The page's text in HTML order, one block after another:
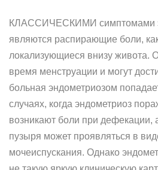
КЛАССИЧЕСКИМИ симптомами
являются распирающие боли,
локализующиеся внизу живота.
время менструации и могут
больная эндометриозом
случаях, когда эндометриоз
возникают боли при дефекации,
пузыря может проявляться в
мочеиспускания. Однако